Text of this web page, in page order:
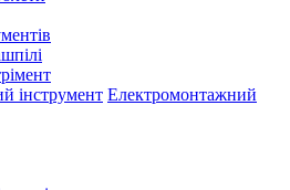
Електромонтажний